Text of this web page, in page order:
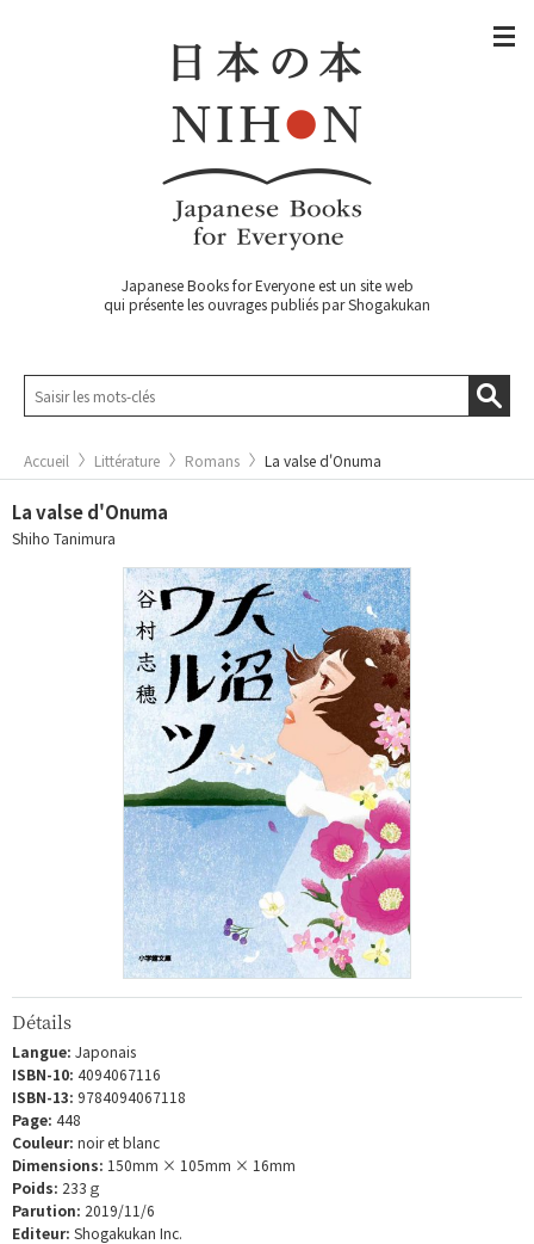
Japanese Books for Everyone est un site web
qui présente les ouvrages publiés par Shogakukan
Accueil Littérature Romans La valse d'Onuma
La valse d'Onuma
Shiho Tanimura
Détails
Langue: Japonais
ISBN-10: 4094067116
ISBN-13: 9784094067118
Page: 448
Couleur: noir et blanc
Dimensions: 150mm × 105mm × 16mm
Poids: 233ｇ
Parution: 2019/11/6
Editeur: Shogakukan Inc.